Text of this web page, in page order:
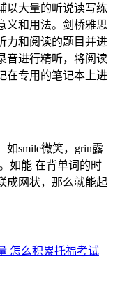
大量的听说读写练
义和用法。剑桥雅思
力和阅读的题目并进
音进行精听，将阅读
在专用的笔记本上进
smile微笑，grin露
如能 在背单词的时
成网状，那么就能起
怎么积累托福考试